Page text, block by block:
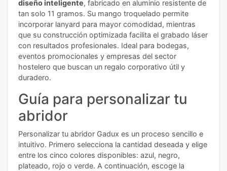
diseño inteligente, fabricado en aluminio resistente de
tan solo 11 gramos. Su mango troquelado permite
incorporar lanyard para mayor comodidad, mientras
que su construcción optimizada facilita el grabado láser
con resultados profesionales. Ideal para bodegas,
eventos promocionales y empresas del sector
hostelero que buscan un regalo corporativo útil y
duradero.
Guía para personalizar tu
abridor
Personalizar tu abridor Gadux es un proceso sencillo e
intuitivo. Primero selecciona la cantidad deseada y elige
entre los cinco colores disponibles: azul, negro,
plateado, rojo o verde. A continuación, escoge la